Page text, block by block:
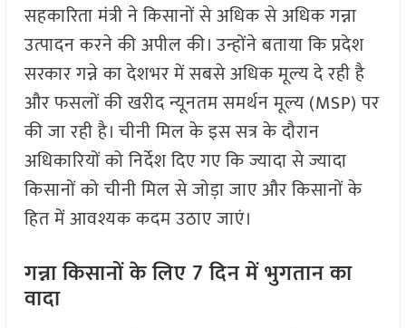
सहकारिता मंत्री ने किसानों से अधिक से अधिक गन्ना
उत्पादन करने की अपील की। उन्होंने बताया कि प्रदेश
सरकार गन्ने का देशभर में सबसे अधिक मूल्य दे रही है
और फसलों की खरीद न्यूनतम समर्थन मूल्य (MSP) पर
की जा रही है। चीनी मिल के इस सत्र के दौरान
अधिकारियों को निर्देश दिए गए कि ज्यादा से ज्यादा
किसानों को चीनी मिल से जोड़ा जाए और किसानों के
हित में आवश्यक कदम उठाए जाएं।
गन्ना किसानों के लिए 7दिन में भुगतान का
वादा